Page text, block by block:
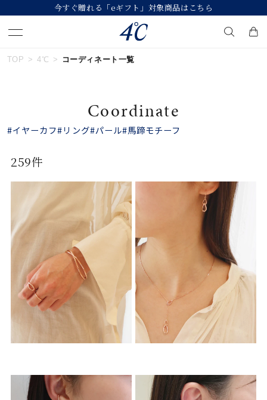
今すぐ贈れる「eギフト」対象商品はこちら
人気検索キーワード
#刻印可
ブランド ４℃
カテゴリー すべてのジュエリー
素材
カラー
TOP 4℃ コーディネート一覧
Coordinate
#イヤーカフ#リング#パール#馬蹄モチーフ
259件